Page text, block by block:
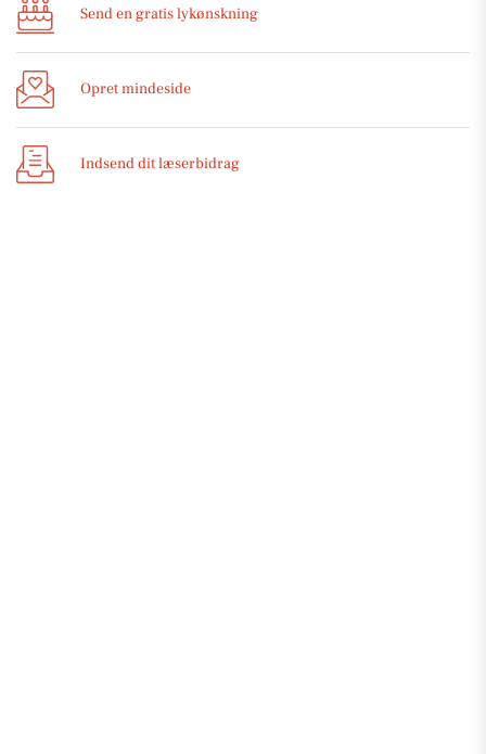
Send en gratis lykønskning
Opret mindeside
Indsend dit læserbidrag